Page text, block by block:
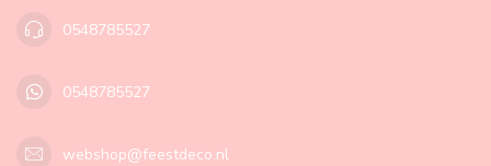
0548785527
0548785527
webshop@feestdeco.nl